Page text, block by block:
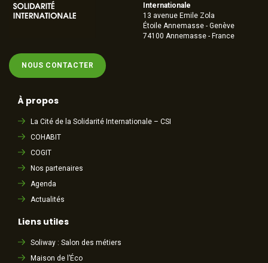
NOUS CONTACTER
Internationale
13 avenue Emile Zola
Étoile Annemasse - Genève
74100 Annemasse - France
À propos
La Cité de la Solidarité Internationale – CSI
COHABIT
COGIT
Nos partenaires
Agenda
Actualités
Liens utiles
Soliway : Salon des métiers
Maison de l’Éco